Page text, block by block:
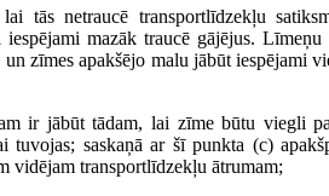
tās netraucē transportlīdzekļu
mazāk traucē gājējus.
zīmes apakšējo malu jābūt iespējami
ir jābūt tādam, lai zīme būtu viegli
tuvojas; saskaņā ar šī punkta (c)
vidējam transportlīdzekļu ātrumam;